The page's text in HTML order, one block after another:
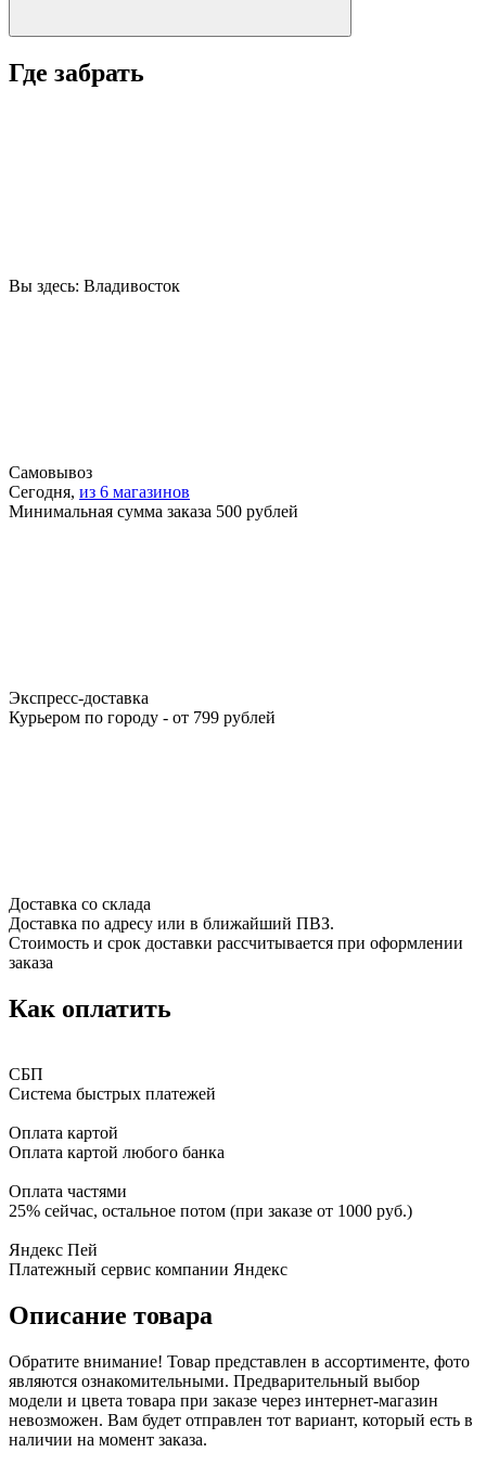
Где забрать
Вы здесь: Владивосток
Самовывоз
Сегодня, из 6 магазинов
Минимальная сумма заказа 500 рублей
Экспресс-доставка
Курьером по городу - от 799 рублей
Доставка со склада
Доставка по адресу или в ближайший ПВЗ.
Стоимость и срок доставки рассчитывается при оформлении
заказа
Как оплатить
СБП
Система быстрых платежей
Оплата картой
Оплата картой любого банка
Оплата частями
25% сейчас, остальное потом (при заказе от 1000 руб.)
Яндекс Пей
Платежный сервис компании Яндекс
Описание товара
Обратите внимание! Товар представлен в ассортименте, фото
являются ознакомительными. Предварительный выбор
модели и цвета товара при заказе через интернет-магазин
невозможен. Вам будет отправлен тот вариант, который есть в
наличии на момент заказа.